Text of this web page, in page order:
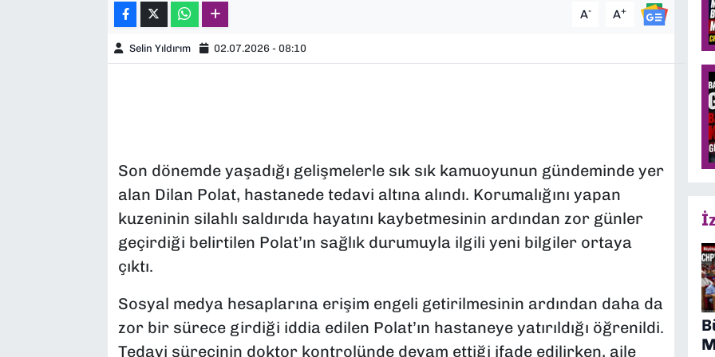
A- A+
Selin Yıldırım 02.07.2026 - 08:10
Son dönemde yaşadığı gelişmelerle sık sık kamuoyunun gündeminde yer
alan Dilan Polat, hastanede tedavi altına alındı. Korumalığını yapan
kuzeninin silahlı saldırıda hayatını kaybetmesinin ardından zor günler
geçirdiği belirtilen Polat’ın sağlık durumuyla ilgili yeni bilgiler ortaya
çıktı.
Sosyal medya hesaplarına erişim engeli getirilmesinin ardından daha da
zor bir sürece girdiği iddia edilen Polat’ın hastaneye yatırıldığı öğrenildi.
Tedavi sürecinin doktor kontrolünde devam ettiği ifade edilirken, aile